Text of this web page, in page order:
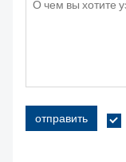
отправить